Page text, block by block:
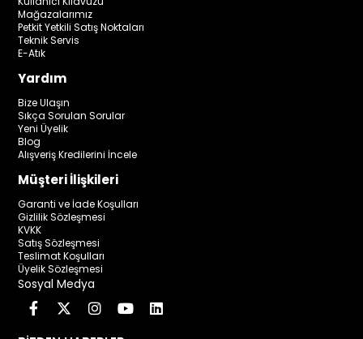
Mağazalarımız
Petkit Yetkili Satış Noktaları
Teknik Servis
E-Atık
Yardım
Bize Ulaşın
Sıkça Sorulan Sorular
Yeni Üyelik
Blog
Alışveriş Kredilerini İncele
Müşteri İlişkileri
Garanti ve İade Koşulları
Gizlilik Sözleşmesi
KVKK
Satış Sözleşmesi
Teslimat Koşulları
Üyelik Sözleşmesi
Sosyal Medya